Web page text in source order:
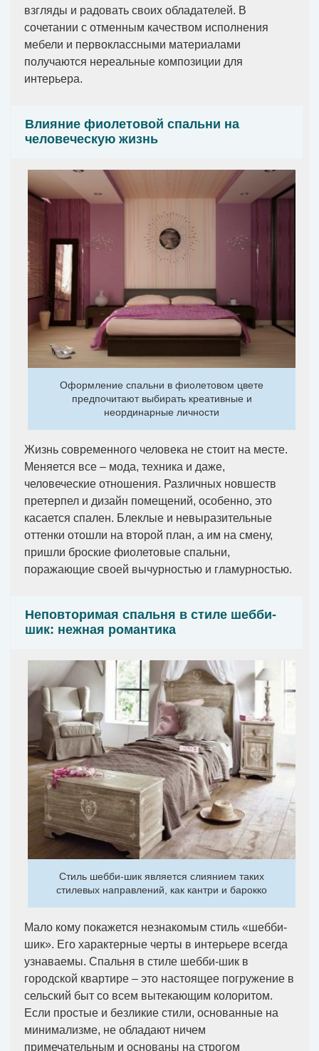
взгляды и радовать своих обладателей. В
сочетании с отменным качеством исполнения
мебели и первоклассными материалами
получаются нереальные композиции для
интерьера.
Влияние фиолетовой спальни на
человеческую жизнь
Оформление спальни в фиолетовом цвете
предпочитают выбирать креативные и
неординарные личности
Жизнь современного человека не стоит на месте.
Меняется все – мода, техника и даже,
человеческие отношения. Различных новшеств
претерпел и дизайн помещений, особенно, это
касается спален. Блеклые и невыразительные
оттенки отошли на второй план, а им на смену,
пришли броские фиолетовые спальни,
поражающие своей вычурностью и гламурностью.
Неповторимая спальня в стиле шебби-
шик: нежная романтика
Стиль шебби-шик является слиянием таких
стилевых направлений, как кантри и барокко
Мало кому покажется незнакомым стиль «шебби-
шик». Его характерные черты в интерьере всегда
узнаваемы. Спальня в стиле шебби-шик в
городской квартире – это настоящее погружение в
сельский быт со всем вытекающим колоритом.
Если простые и безликие стили, основанные на
минимализме, не обладают ничем
примечательным и основаны на строгом